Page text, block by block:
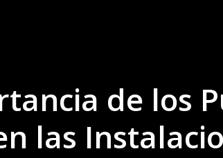
de los
las